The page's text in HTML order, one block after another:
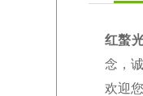
红螯
念，
欢迎